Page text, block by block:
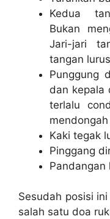
Kedua
Bukan
Jari-jari
tangan
Punggung
dan kepala
terlalu
Kaki tegak
Pinggang
Pandangan
Sesudah posisi
salah satu doa